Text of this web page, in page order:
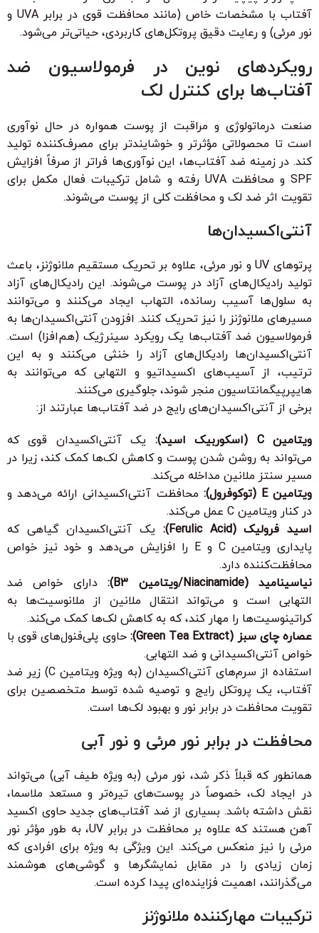
آفتاب با مشخصات خاص (مانند محافظت قوی در برابر UVA و
نور مرئی) و رعایت دقیق پروتکل‌های کاربردی، حیاتی‌تر می‌شود.
رویکردهای نوین در فرمولاسیون ضد
آفتاب‌ها برای کنترل لک
صنعت درماتولوژی و مراقبت از پوست همواره در حال نوآوری
است تا محصولاتی مؤثرتر و خوشایندتر برای مصرف‌کننده تولید
کند. در زمینه ضد آفتاب‌ها، این نوآوری‌ها فراتر از صرفاً افزایش
SPF و محافظت UVA رفته و شامل ترکیبات فعال مکمل برای
تقویت اثر ضد لک و محافظت کلی از پوست می‌شوند.
آنتی‌اکسیدان‌ها
پرتوهای UV و نور مرئی، علاوه بر تحریک مستقیم ملانوژنز، باعث
تولید رادیکال‌های آزاد در پوست می‌شوند. این رادیکال‌های آزاد
به سلول‌ها آسیب رسانده، التهاب ایجاد می‌کنند و می‌توانند
مسیرهای ملانوژنز را نیز تحریک کنند. افزودن آنتی‌اکسیدان‌ها به
فرمولاسیون ضد آفتاب‌ها یک رویکرد سینرژیک (هم‌افزا) است.
آنتی‌اکسیدان‌ها رادیکال‌های آزاد را خنثی می‌کنند و به این
ترتیب، از آسیب‌های اکسیداتیو و التهابی که می‌توانند به
هایپرپیگمانتاسیون منجر شوند، جلوگیری می‌کنند.
برخی از آنتی‌اکسیدان‌های رایج در ضد آفتاب‌ها عبارتند از:
ویتامین C (اسکوربیک اسید):
یک آنتی‌اکسیدان قوی که
می‌تواند به روشن شدن پوست و کاهش لک‌ها کمک کند، زیرا در
مسیر سنتز ملانین مداخله می‌کند.
ویتامین E (توکوفرول):
محافظت آنتی‌اکسیدانی ارائه می‌دهد و
در کنار ویتامین C عمل می‌کند.
اسید فرولیک (Ferulic Acid):
یک آنتی‌اکسیدان گیاهی که
پایداری ویتامین C و E را افزایش می‌دهد و خود نیز خواص
محافظت‌کننده دارد.
نیاسینامید (Niacinamide/ویتامین B3):
دارای خواص ضد
التهابی است و می‌تواند انتقال ملانین از ملانوسیت‌ها به
کراتینوسیت‌ها را مهار کند، که به کاهش لک‌ها کمک می‌کند.
عصاره چای سبز (Green Tea Extract):
حاوی پلی‌فنول‌های قوی با
خواص آنتی‌اکسیدانی و ضد التهابی.
استفاده از سرم‌های آنتی‌اکسیدان (به ویژه ویتامین C) زیر ضد
آفتاب، یک پروتکل رایج و توصیه شده توسط متخصصین برای
تقویت محافظت در برابر نور و بهبود لک‌ها است.
محافظت در برابر نور مرئی و نور آبی
همانطور که قبلاً ذکر شد، نور مرئی (به ویژه طیف آبی) می‌تواند
در ایجاد لک، خصوصاً در پوست‌های تیره‌تر و مستعد ملاسما،
نقش داشته باشد. بسیاری از ضد آفتاب‌های جدید حاوی اکسید
آهن هستند که علاوه بر محافظت در برابر UV، به طور مؤثر نور
مرئی را نیز منعکس می‌کند. این ویژگی به ویژه برای افرادی که
زمان زیادی را در مقابل نمایشگرها و گوشی‌های هوشمند
می‌گذرانند، اهمیت فزاینده‌ای پیدا کرده است.
ترکیبات مهارکننده ملانوژنز